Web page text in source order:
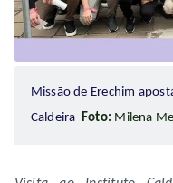
Missão de Erechim
Caldeira Foto: Milena